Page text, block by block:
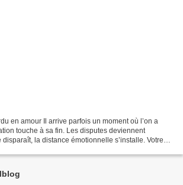
en amour Il arrive parfois un moment où l’on a
touche à sa fin. Les disputes deviennent
la distance émotionnelle s’installe. Votre